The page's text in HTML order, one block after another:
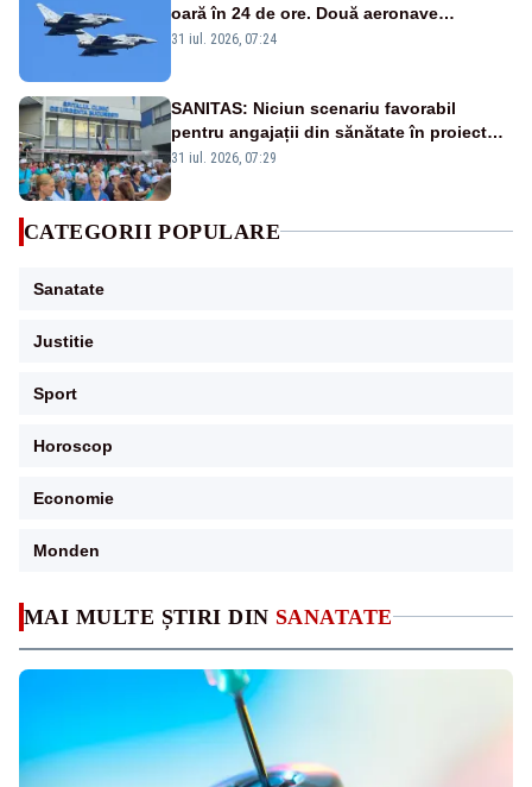
MAI MULTE ȘTIRI DIN SANATATE
oară în 24 de ore. Două aeronave
Eurofighter britanice au fost ridicate de la
31 iul. 2026, 07:24
SANITAS: Niciun scenariu favorabil
pentru angajații din sănătate în proiectul
Legii salarizării
31 iul. 2026, 07:29
CATEGORII POPULARE
Sanatate
Justitie
Sport
Horoscop
Economie
Monden